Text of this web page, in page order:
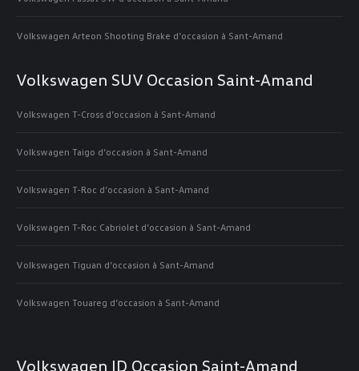
Volkswagen Arteon Shooting Brake d’occasion à Sant-Amand
Volkswagen SUV Occasion Saint-Amand
Volkswagen T-Cross d’occasion à Sant-Amand
Volkswagen Taigo d’occasion à Sant-Amand
Volkswagen T-Roc d’occasion à Sant-Amand
Volkswagen T-Roc Cabriolet d’occasion à Sant-Amand
Volkswagen Tiguan d’occasion à Sant-Amand
Volkswagen Touareg d’occasion à Sant-Amand
Volkswagen ID Occasion Saint-Amand